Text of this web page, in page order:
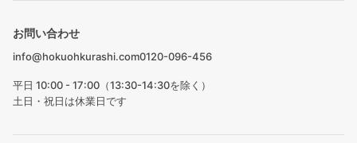
お問い合わせ
info@hokuohkurashi.com0120-096-456
平日 10:00 - 17:00（13:30-14:30を除く）
土日・祝日は休業日です